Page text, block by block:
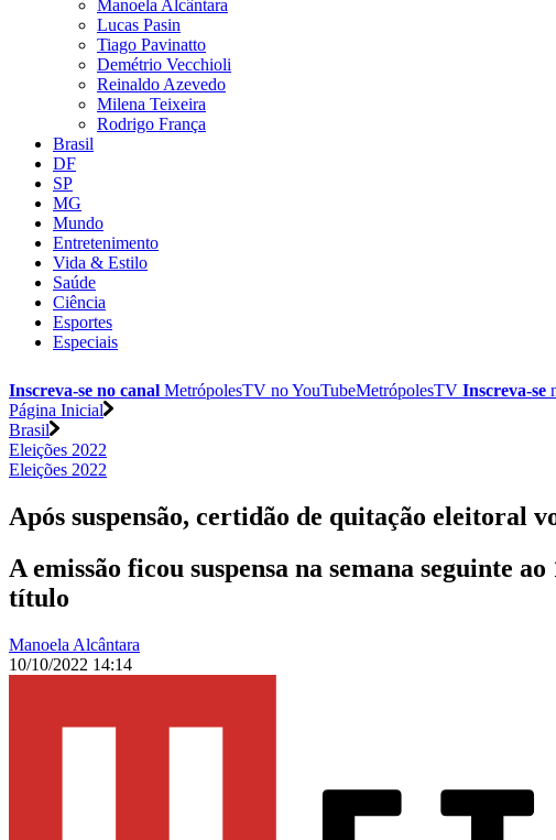
Manoela Alcântara
Lucas Pasin
Tiago Pavinatto
Demétrio Vecchioli
Reinaldo Azevedo
Milena Teixeira
Rodrigo França
Brasil
DF
SP
MG
Mundo
Entretenimento
Vida & Estilo
Saúde
Ciência
Esportes
Especiais
Inscreva-se no canal MetrópolesTV noYouTubeMetrópolesTV Inscreva-se
Página Inicial
Brasil
Eleições 2022
Eleições 2022
Após suspensão, certidão de quitação eleitoral
A emissão ficou suspensa na semana seguinte
título
Manoela Alcântara
10/10/2022 14:14